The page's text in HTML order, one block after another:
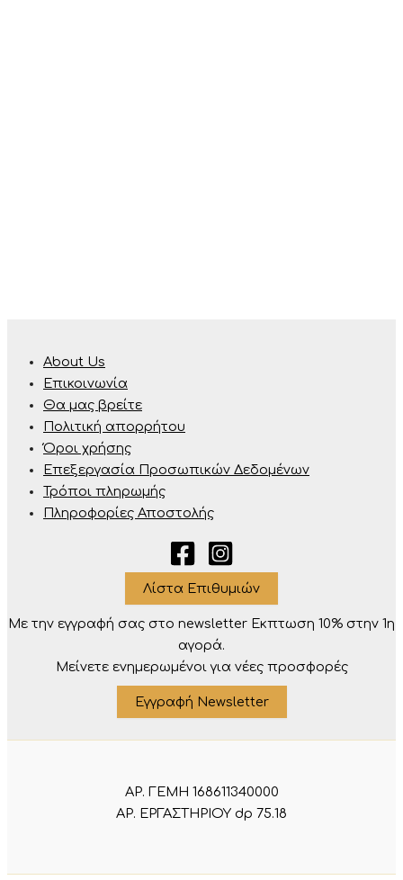
About Us
Επικοινωνία
Θα μας βρείτε
Πολιτική απορρήτου
Όροι χρήσης
Επεξεργασία Προσωπικών Δεδομένων
Τρόποι πληρωμής
Πληροφορίες Αποστολής
Λίστα Επιθυμιών
Με την εγγραφή σας στο newsletter Eκπτωση 10% στην 1η
αγορά.
Μείνετε ενημερωμένοι για νέες προσφορές
Εγγραφή Newsletter
ΑΡ. ΓΕΜΗ 168611340000
ΑΡ. ΕΡΓΑΣΤΗΡΙΟΥ dp 75.18